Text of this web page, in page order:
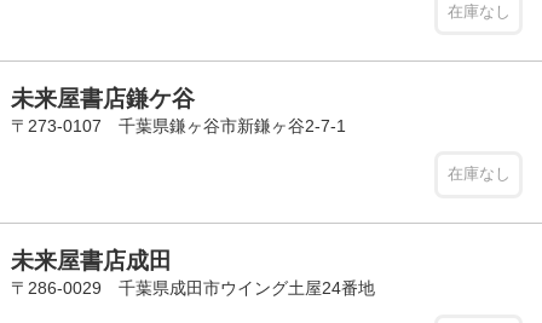
在庫なし
未来屋書店鎌ケ谷
〒273-0107 千葉県鎌ヶ谷市新鎌ヶ谷2-7-1
在庫なし
未来屋書店成田
〒286-0029 千葉県成田市ウイング土屋24番地